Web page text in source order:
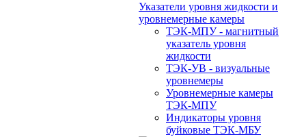
Указатели уровня жидкости и
уровнемерные камеры
ТЭК-МПУ - магнитный
указатель уровня
жидкости
ТЭК-УВ - визуальные
уровнемеры
Уровнемерные камеры
ТЭК-МПУ
Индикаторы уровня
буйковые ТЭК-МБУ